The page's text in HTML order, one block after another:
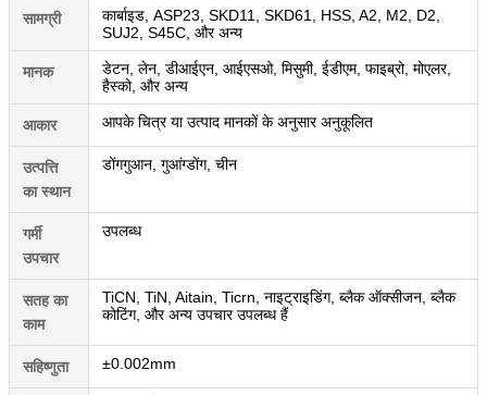
सामग्री
कार्बाइड, ASP23, SKD11, SKD61, HSS, A2, M2, D2,
SUJ2, S45C, और अन्य
मानक
डेटन, लेन, डीआईएन, आईएसओ, मिसुमी, ईडीएम, फाइब्रो, मोएलर,
हैस्को, और अन्य
आकार आपके चित्र या उत्पाद मानकों के अनुसार अनुकूलित
उत्पत्ति
का स्थान
डोंगगुआन, गुआंग्डोंग, चीन
गर्मी
उपचार
उपलब्ध
सतह का
काम
TiCN, TiN, Aitain, Ticrn, नाइट्राइडिंग, ब्लैक ऑक्सीजन, ब्लैक
कोटिंग, और अन्य उपचार उपलब्ध हैं
सहिष्णुता ±0.002mm